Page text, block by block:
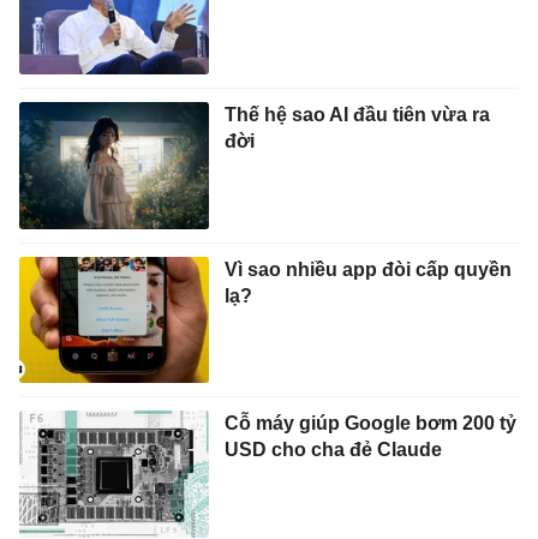
Thế hệ sao AI đầu tiên vừa ra
đời
Vì sao nhiều app đòi cấp quyền
lạ?
Cỗ máy giúp Google bơm 200 tỷ
USD cho cha đẻ Claude